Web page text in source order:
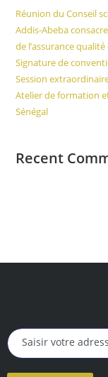
Réunion du Conseil
Addis-Abeba
de l’assurance
Signature de
Session
Atelier de formation
Sénégal
Recent